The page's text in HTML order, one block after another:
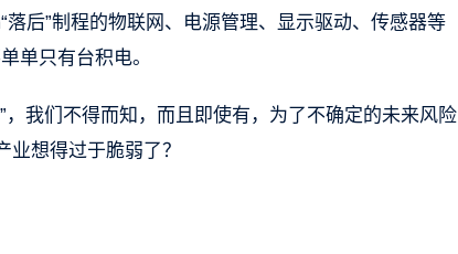
后”制程的物联网、电源管理、显示驱动、传感器等
单只有台积电。
我们不得而知，而且即使有，为了不确定的未来风险
想得过于脆弱了？